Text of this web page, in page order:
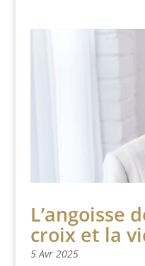
L’angoisse
croix et la
5 Avr 2025